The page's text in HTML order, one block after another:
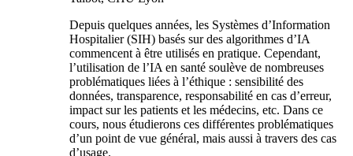
Depuis quelques années, les Systèmes d’Information
Hospitalier (SIH) basés sur des algorithmes d’IA
commencent à être utilisés en pratique. Cependant,
l’utilisation de l’IA en santé soulève de nombreuses
problématiques liées à l’éthique : sensibilité des
données, transparence, responsabilité en cas d’erreur,
impact sur les patients et les médecins, etc. Dans ce
cours, nous étudierons ces différentes problématiques
d’un point de vue général, mais aussi à travers des cas
d’usage.